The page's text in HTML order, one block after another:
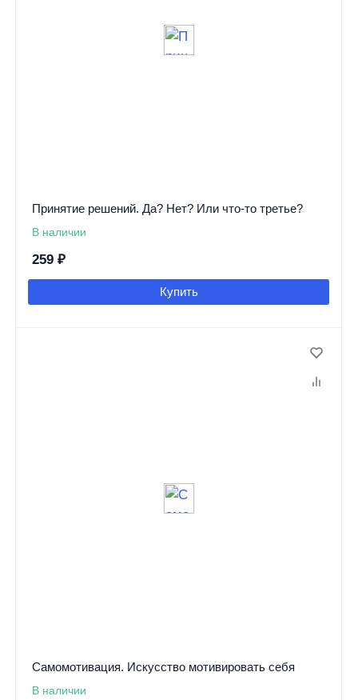
Принятие решений. Да? Нет? Или что-то третье?
В наличии
259 ₽
Купить
Самомотивация. Искусство мотивировать себя
В наличии